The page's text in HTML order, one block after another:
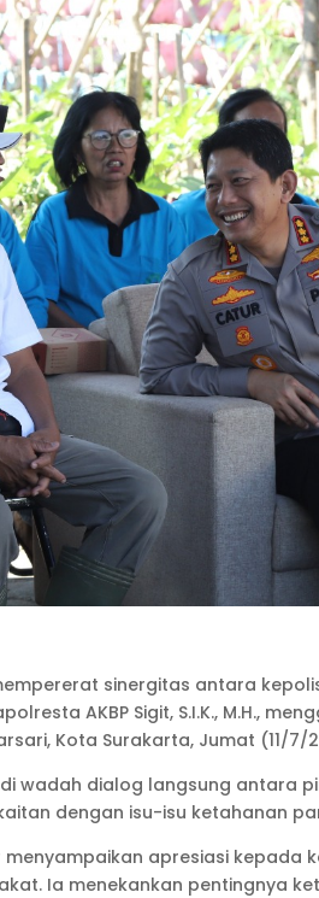
sinergitas antara
AKBP Sigit, S.I.K., M.H.,
Kota Surakarta, Jumat (11/7/
wadah dialog langsung antara
dengan isu-isu ketahanan
apresiasi
Ia menekankan pentingnya